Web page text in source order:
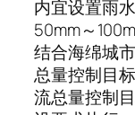
内宜设置雨
50mm～
结合海绵城
总量控制目
流总量控制